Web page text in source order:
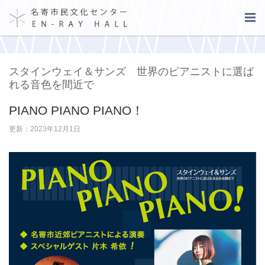
スタインウェイ＆サンズ 世界のピアニストに選ば
れる音色を間近で
PIANO PIANO PIANO！
更新：2023年12月1日